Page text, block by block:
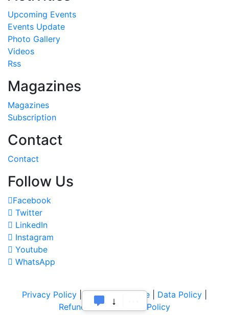
Upcoming Events
Events Update
Photo Gallery
Videos
Rss
Magazines
Magazines
Subscription
Contact
Contact
Follow Us
Facebook
Twitter
LinkedIn
Instagram
Youtube
WhatsApp
Privacy Policy |Terms of Service Data Policy
Refund & Cancellation Policy